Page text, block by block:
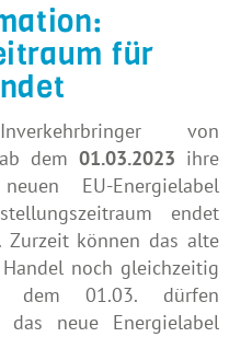
für
von
dem 01.03.2023 ihre
EU-Energielabel
endet
. Zurzeit können das alte
noch gleichzeitig
dem 01.03. dürfen
neue Energielabel